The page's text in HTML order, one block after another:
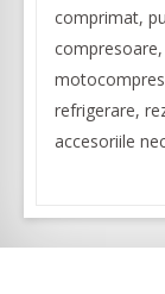
comprimat,
refrigerare,
accesoriile